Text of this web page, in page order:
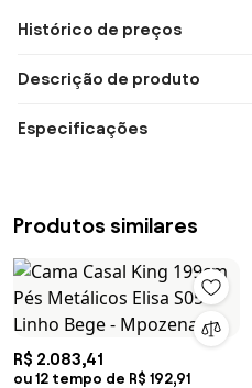
Histórico de preços
Descrição de produto
Especificações
Produtos similares
R$ 2.083,41
ou 12 tempo de R$ 192,91